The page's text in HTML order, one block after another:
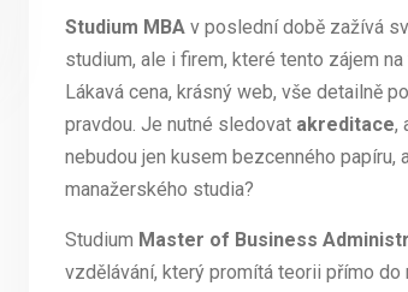
Studium MBA v poslední době zažívá
studium, ale i firem, které tento zájem
Lákavá cena, krásný web, vše detailně
pravdou. Je nutné sledovat akreditace,
nebudou jen kusem bezcenného
manažerského studia?
Studium Master of Business
vzdělávání, který promítá teorii přímo